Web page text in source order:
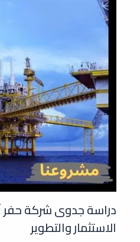
دراسة جدوى شركة حفر
الاستثمار والتطوير